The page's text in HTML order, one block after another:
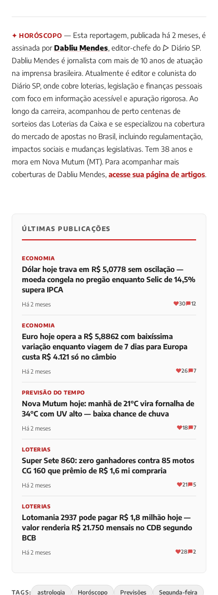
✦ HORÓSCOPO — Esta reportagem, publicada há 2 meses, é
assinada por Dabliu Mendes, editor-chefe do ▷ Diário SP.
Dabliu Mendes é jornalista com mais de 10 anos de atuação
na imprensa brasileira. Atualmente é editor e colunista do
Diário SP, onde cobre loterias, legislação e finanças pessoais
com foco em informação acessível e apuração rigorosa. Ao
longo da carreira, acompanhou de perto centenas de
sorteios das Loterias da Caixa e se especializou na cobertura
do mercado de apostas no Brasil, incluindo regulamentação,
impactos sociais e mudanças legislativas. Tem 38 anos e
mora em Nova Mutum (MT). Para acompanhar mais
coberturas de Dabliu Mendes, acesse sua página de artigos.
0 0 0
ÚLTIMAS PUBLICAÇÕES
ECONOMIA
Dólar hoje trava em R$ 5,0778 sem oscilação —
moeda congela no pregão enquanto Selic de 14,5%
supera IPCA
Há 2 meses 30 12
ECONOMIA
Euro hoje opera a R$ 5,8862 com baixíssima
variação enquanto viagem de 7 dias para Europa
custa R$ 4.121 só no câmbio
Há 2 meses 26 7
PREVISÃO DO TEMPO
Nova Mutum hoje: manhã de 21°C vira fornalha de
34°C com UV alto — baixa chance de chuva
Há 2 meses 18 7
LOTERIAS
Super Sete 860: zero ganhadores contra 85 motos
CG 160 que prêmio de R$ 1,6 mi compraria
Há 2 meses 21 5
LOTERIAS
Lotomania 2937 pode pagar R$ 1,8 milhão hoje —
valor renderia R$ 21.750 mensais no CDB segundo
BCB
Há 2 meses 28 2
TAGS: astrologia Horóscopo Previsões Segunda-feira